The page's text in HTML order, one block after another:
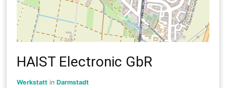
HAIST Electronic GbR
Werkstatt inDarmstadt